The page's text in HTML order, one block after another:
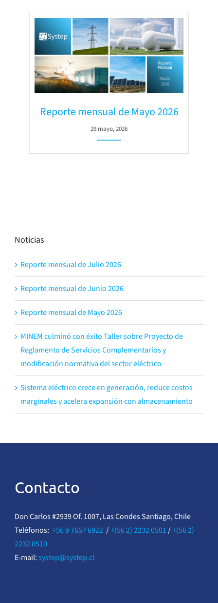
Reporte mensual de Mayo 2026
29 mayo, 2026
Noticias
Reporte mensual de Julio 2026
Reporte mensual de Junio 2026
Reporte mensual de Mayo 2026
MINEM culminó con éxito Taller sobre Proyecto de
Reglamento de Servicios Complementarios y
modificación normativa del sector eléctrico
Sistema eléctrico crece en generación, reduce costos
marginales y acelera expansión con almacenamiento
Contacto
Don Carlos #2939 Of. 1007, Las Condes Santiago, Chile
Teléfonos: +56 9 7657 6922/+(56 2) 2232 0501/+(56 2)
2232 0510
E-mail: systep@systep.cl